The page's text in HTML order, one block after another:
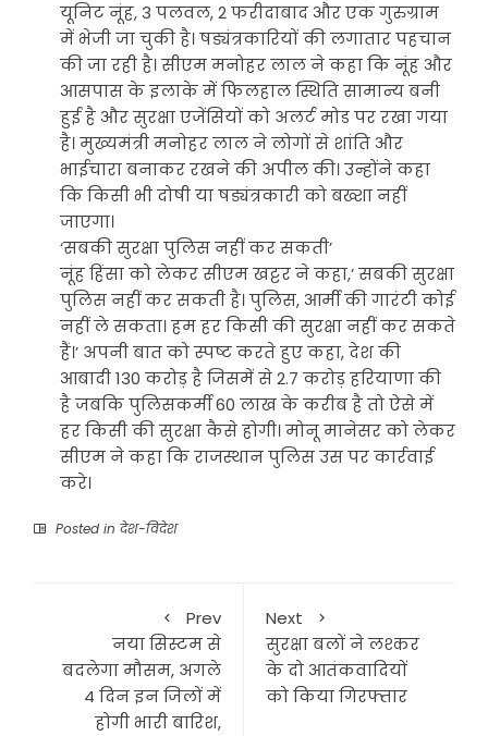
यूनिट नूंह, 3 पलवल, 2 फरीदाबाद और एक गुरुग्राम
में भेजी जा चुकी है। षड्यंत्रकारियों की लगातार पहचान
की जा रही है। सीएम मनोहर लाल ने कहा कि नूंह और
आसपास के इलाके में फिलहाल स्थिति सामान्य बनी
हुई है और सुरक्षा एजेंसियों को अलर्ट मोड पर रखा गया
है। मुख्यमंत्री मनोहर लाल ने लोगों से शांति और
भाईचारा बनाकर रखने की अपील की। उन्होंने कहा
कि किसी भी दोषी या षड्यंत्रकारी को बख्शा नहीं
जाएगा।
‘सबकी सुरक्षा पुलिस नहीं कर सकती’
नूंह हिंसा को लेकर सीएम खट्टर ने कहा,’ सबकी सुरक्षा
पुलिस नहीं कर सकती है। पुलिस, आर्मी की गारंटी कोई
नहीं ले सकता। हम हर किसी की सुरक्षा नहीं कर सकते
हैं।’ अपनी बात को स्पष्ट करते हुए कहा, देश की
आबादी 130 करोड़ है जिसमें से 2.7 करोड़ हरियाणा की
है जबकि पुलिसकर्मी 60 लाख के करीब है तो ऐसे में
हर किसी की सुरक्षा कैसे होगी। मोनू मानेसर को लेकर
सीएम ने कहा कि राजस्थान पुलिस उस पर कार्रवाई
करे।
Posted in देश-विदेश
Prev
नया सिस्टम से
बदलेगा मौसम, अगले
4 दिन इन जिलों में
होगी भारी बारिश,
Next
सुरक्षा बलों ने लश्कर
के दो आतंकवादियों
को किया गिरफ्तार